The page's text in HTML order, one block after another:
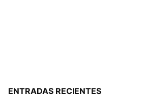
ENTRADAS RECIENTES